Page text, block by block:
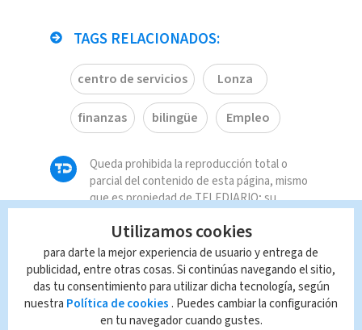
TAGS RELACIONADOS:
centro de servicios Lonza
finanzas bilingüe Empleo
Queda prohibida la reproducción total o
parcial del contenido de esta página, mismo
que es propiedad de TELEDIARIO; su
infracción y un delito de conformidad con las
leyes aplicables.
Utilizamos cookies
para darte la mejor experiencia de usuario y entrega de
publicidad, entre otras cosas. Si continúas navegando el sitio,
das tu consentimiento para utilizar dicha tecnología, según
nuestra Política de cookies . Puedes cambiar la configuración
en tu navegador cuando gustes.